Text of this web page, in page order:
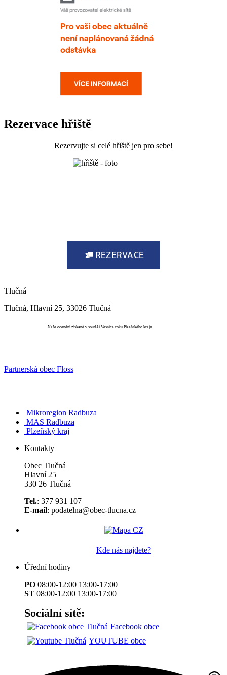
Rezervace hřiště
Rezervujte si celé hřiště jen pro sebe!
REZERVACE
Tlučná
Tlučná, Hlavní 25, 33026 Tlučná
Naše ocenění získané v soutěži Vesnice roku Plzeňského kraje.
Partnerská obec Floss
Mikroregion Radbuza
MAS Radbuza
Plzeňský kraj
Kontakty
Obec Tlučná
Hlavní 25
330 26 Tlučná
Tel.: 377 931 107
E-mail: podatelna@obec-tlucna.cz
Kde nás najdete?
Úřední hodiny
PO 08:00-12:00 13:00-17:00
ST 08:00-12:00 13:00-17:00
Sociální sítě:
Facebook obce
YOUTUBE obce